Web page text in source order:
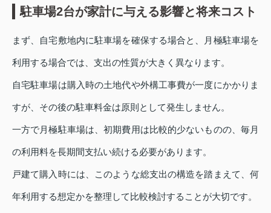
駐車場2台が家計に与える影響と将来コスト
まず、自宅敷地内に駐車場を確保する場合と、月極駐車場を
利用する場合では、支出の性質が大きく異なります。
自宅駐車場は購入時の土地代や外構工事費が一度にかかりま
すが、その後の駐車料金は原則として発生しません。
一方で月極駐車場は、初期費用は比較的少ないものの、毎月
の利用料を長期間支払い続ける必要があります。
戸建て購入時には、このような総支出の構造を踏まえて、何
年利用する想定かを整理して比較検討することが大切です。